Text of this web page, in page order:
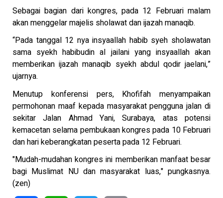
Sebagai bagian dari kongres, pada 12 Februari malam
akan menggelar majelis sholawat dan ijazah manaqib.
“Pada tanggal 12 nya insyaallah habib syeh sholawatan
sama syekh habibudin al jailani yang insyaallah akan
memberikan ijazah manaqib syekh abdul qodir jaelani,”
ujarnya.
Menutup konferensi pers, Khofifah menyampaikan
permohonan maaf kepada masyarakat pengguna jalan di
sekitar Jalan Ahmad Yani, Surabaya, atas potensi
kemacetan selama pembukaan kongres pada 10 Februari
dan hari keberangkatan peserta pada 12 Februari.
"Mudah-mudahan kongres ini memberikan manfaat besar
bagi Muslimat NU dan masyarakat luas," pungkasnya.
(zen)